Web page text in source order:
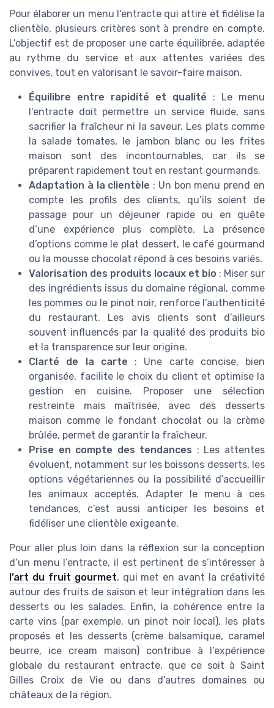
Pour élaborer un menu l'entracte qui attire et fidélise la
clientèle, plusieurs critères sont à prendre en compte.
L’objectif est de proposer une carte équilibrée, adaptée
au rythme du service et aux attentes variées des
convives, tout en valorisant le savoir-faire maison.
Équilibre entre rapidité et qualité : Le menu
l'entracte doit permettre un service fluide, sans
sacrifier la fraîcheur ni la saveur. Les plats comme
la salade tomates, le jambon blanc ou les frites
maison sont des incontournables, car ils se
préparent rapidement tout en restant gourmands.
Adaptation à la clientèle : Un bon menu prend en
compte les profils des clients, qu’ils soient de
passage pour un déjeuner rapide ou en quête
d’une expérience plus complète. La présence
d’options comme le plat dessert, le café gourmand
ou la mousse chocolat répond à ces besoins variés.
Valorisation des produits locaux et bio : Miser sur
des ingrédients issus du domaine régional, comme
les pommes ou le pinot noir, renforce l’authenticité
du restaurant. Les avis clients sont d’ailleurs
souvent influencés par la qualité des produits bio
et la transparence sur leur origine.
Clarté de la carte : Une carte concise, bien
organisée, facilite le choix du client et optimise la
gestion en cuisine. Proposer une sélection
restreinte mais maîtrisée, avec des desserts
maison comme le fondant chocolat ou la crème
brûlée, permet de garantir la fraîcheur.
Prise en compte des tendances : Les attentes
évoluent, notamment sur les boissons desserts, les
options végétariennes ou la possibilité d’accueillir
les animaux acceptés. Adapter le menu à ces
tendances, c’est aussi anticiper les besoins et
fidéliser une clientèle exigeante.
Pour aller plus loin dans la réflexion sur la conception
d’un menu l’entracte, il est pertinent de s’intéresser à
l’art du fruit gourmet, qui met en avant la créativité
autour des fruits de saison et leur intégration dans les
desserts ou les salades. Enfin, la cohérence entre la
carte vins (par exemple, un pinot noir local), les plats
proposés et les desserts (crème balsamique, caramel
beurre, ice cream maison) contribue à l’expérience
globale du restaurant entracte, que ce soit à Saint
Gilles Croix de Vie ou dans d’autres domaines ou
châteaux de la région.